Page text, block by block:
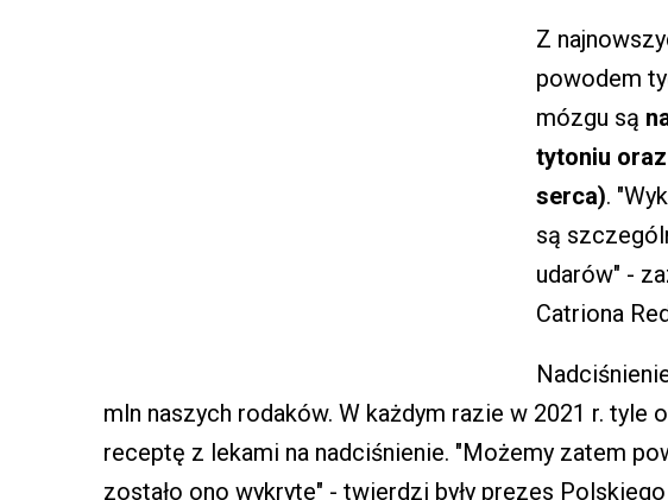
Z
powodem
mózgu są
tytoniu
serca).
są
udarów" -
Catriona
mln naszych rodaków. W każdym razie w 2021 r. tyle
receptę z lekami na nadciśnienie. "Możemy zatem
zostało ono wykryte" - twierdzi były prezes